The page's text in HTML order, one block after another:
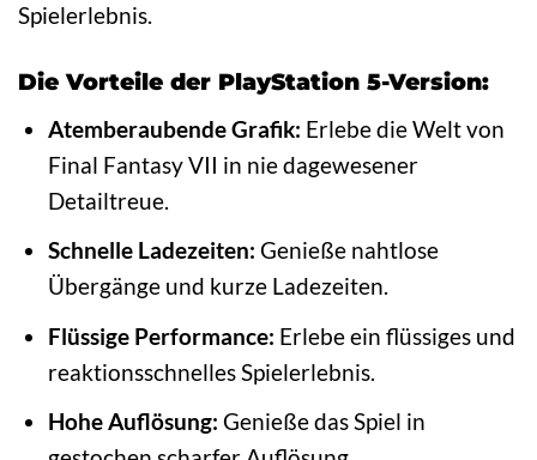
Spielerlebnis.
Die Vorteile der PlayStation 5-Version:
Atemberaubende Grafik: Erlebe die Welt von
Final Fantasy VII in nie dagewesener
Detailtreue.
Schnelle Ladezeiten: Genieße nahtlose
Übergänge und kurze Ladezeiten.
Flüssige Performance: Erlebe ein flüssiges und
reaktionsschnelles Spielerlebnis.
Hohe Auflösung: Genieße das Spiel in